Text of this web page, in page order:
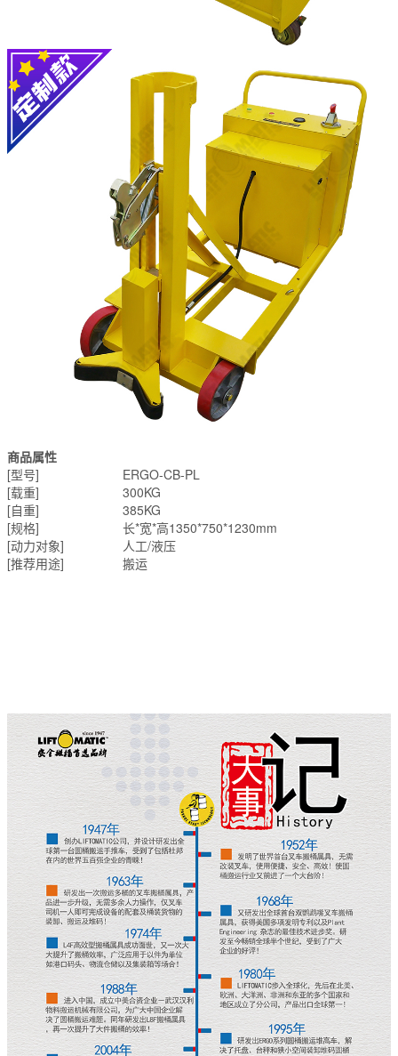
商品属性
[型号]
ERGO-CB-PL
[载重]
300KG
[自重]
385KG
[规格]
长*宽*高1350*750*1230mm
[动力对象]
人工/液压
[推荐用途]
搬运